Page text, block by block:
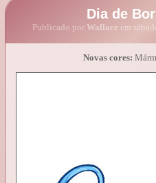
Dia de
Publicado por Wallace em
Novas cores: